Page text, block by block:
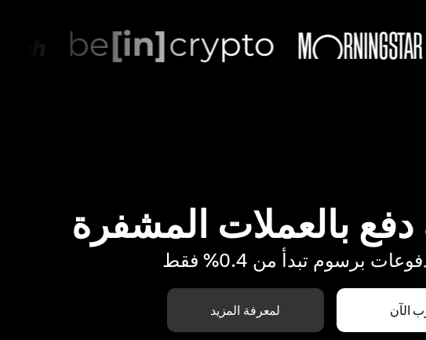
دفع بالعملات المشفرة
برسوم تبدأ من 0.4% فقط
الآن لمعرفة المزيد